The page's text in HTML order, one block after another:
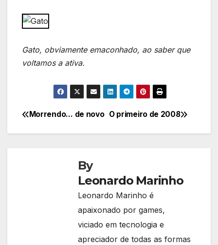
Gato, obviamente emaconhado, ao saber que
voltamos a ativa.
Navegação
de
O primeiro de 2008
Morrendo… de novo
By
Leonardo Marinho
Leonardo Marinho é
apaixonado por games,
viciado em tecnologia e
apreciador de todas as formas